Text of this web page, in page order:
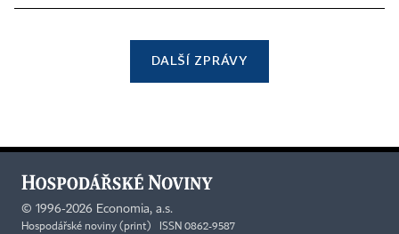
DALŠÍ ZPRÁVY
© 1996-2026 Economia, a.s.
Hospodářské noviny (print) ISSN 0862-9587